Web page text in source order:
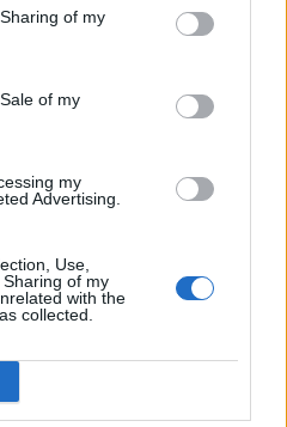
of my
of my
my
Advertising.
Use,
of my
with the
collected.
12 août :
la pénurie de
sécurité
Un chewing-gum
révolutionnaire pour